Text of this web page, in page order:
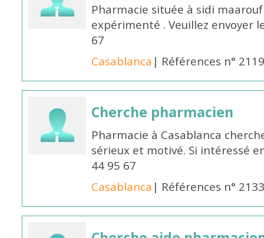
Pharmacie située à sidi
expérimenté . Veuillez envoyer
67
Casablanca | Références n°
Cherche pharmacien
Pharmacie à Casablanca
sérieux et motivé. Si intéressé
44 95 67
Casablanca | Références n°